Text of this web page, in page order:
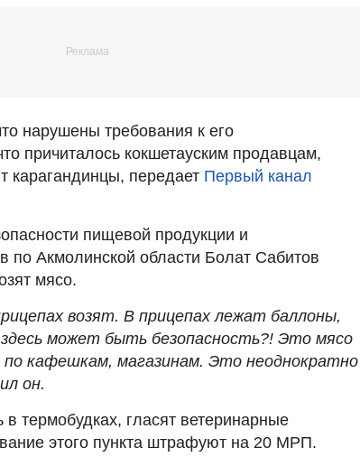
нарушены требования к его
причиталось кокшетауским продавцам,
карагандинцы, передает Первый канал
пищевой продукции и
по Акмолинской области Болат Сабитов
мясо.
возят. В прицепах лежат баллоны,
может быть безопасность?! Это мясо
кафешкам, магазинам. Это неоднократно
он.
термобудках, гласят ветеринарные
этого пункта штрафуют на 20 МРП.